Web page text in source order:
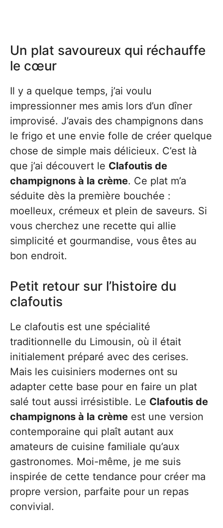
Un plat savoureux qui réchauffe
le cœur
Il y a quelque temps, j’ai voulu
impressionner mes amis lors d’un dîner
improvisé. J’avais des champignons dans
le frigo et une envie folle de créer quelque
chose de simple mais délicieux. C’est là
que j’ai découvert le Clafoutis de
champignons à la crème. Ce plat m’a
séduite dès la première bouchée :
moelleux, crémeux et plein de saveurs. Si
vous cherchez une recette qui allie
simplicité et gourmandise, vous êtes au
bon endroit.
Petit retour sur l’histoire du
clafoutis
Le clafoutis est une spécialité
traditionnelle du Limousin, où il était
initialement préparé avec des cerises.
Mais les cuisiniers modernes ont su
adapter cette base pour en faire un plat
salé tout aussi irrésistible. Le Clafoutis de
champignons à la crème est une version
contemporaine qui plaît autant aux
amateurs de cuisine familiale qu’aux
gastronomes. Moi-même, je me suis
inspirée de cette tendance pour créer ma
propre version, parfaite pour un repas
convivial.